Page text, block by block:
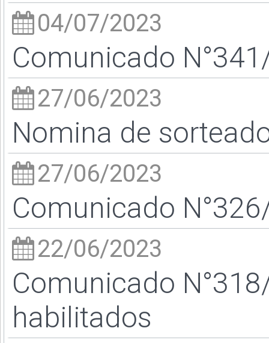
04/07/2023
Comunicado
27/06/2023
Nomina de
27/06/2023
Comunicado
22/06/2023
Comunicado
habilitados